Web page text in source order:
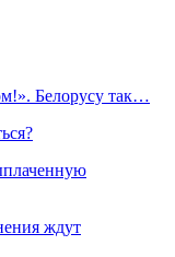
Белорусу так…
ждут